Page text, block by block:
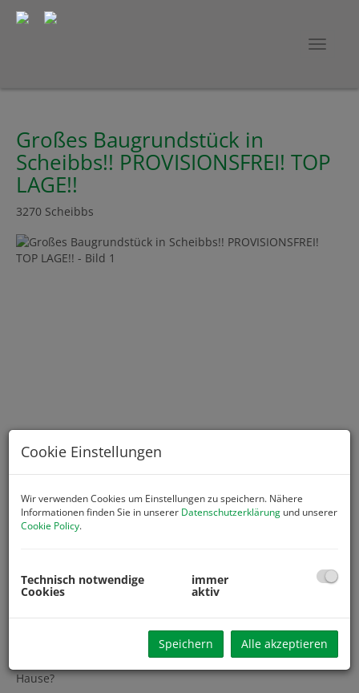
Großes Baugrundstück in
Scheibbs!! PROVISIONSFREI! TOP
LAGE!!
3270 Scheibbs
* Sie suchen den perfekten Baugrund für Ihr neues zu
Hause?
Cookie Einstellungen
Wir verwenden Cookies um Einstellungen zu speichern. Nähere
Informationen finden Sie in unserer Datenschutzerklärung und unserer
Cookie Policy.
Technisch notwendige
Cookies
immer
aktiv
Speichern Alle akzeptieren